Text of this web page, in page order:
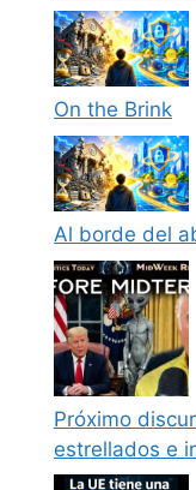
On the Brink
Al borde del
Próximo
estrellados e